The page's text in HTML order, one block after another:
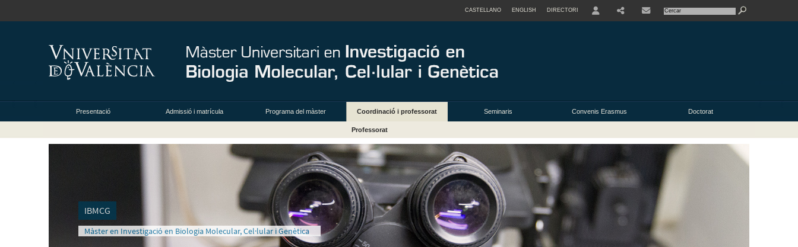
CASTELLANO ENGLISH DIRECTORI
Presentació Admissió i matrícula Programa del màster Coordinació i professorat Seminaris Convenis Erasmus Doctorat
Professorat
IBMCG
Màster en Investigació en Biologia Molecular, Cel·lular i Genètica